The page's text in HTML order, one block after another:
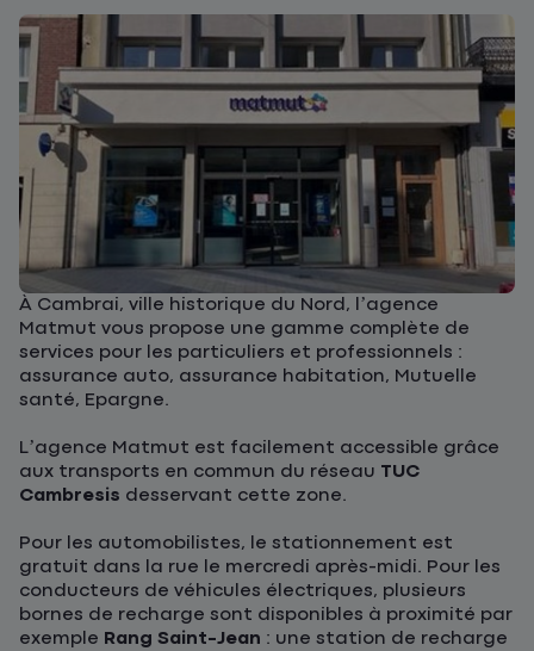
À Cambrai, ville historique du Nord, l’agence
Matmut vous propose une gamme complète de
services pour les particuliers et professionnels :
assurance auto, assurance habitation, Mutuelle
santé, Epargne.
L’agence Matmut est facilement accessible grâce
aux transports en commun du réseau TUC
Cambresis desservant cette zone.
Pour les automobilistes, le stationnement est
gratuit dans la rue le mercredi après-midi. Pour les
conducteurs de véhicules électriques, plusieurs
bornes de recharge sont disponibles à proximité par
exemple Rang Saint-Jean : une station de recharge